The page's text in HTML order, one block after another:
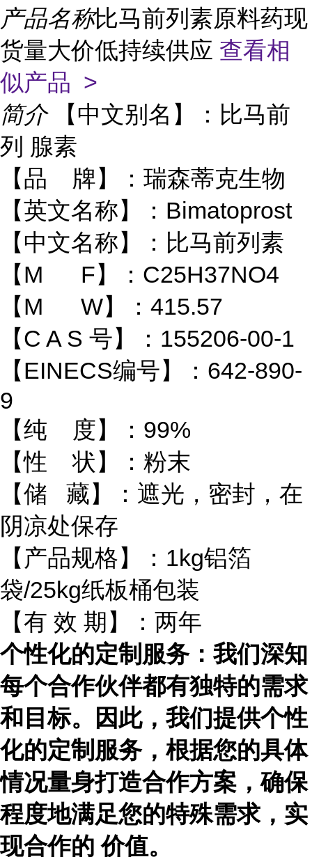
产品名称比马前列素原料药现
货量大价低持续供应 查看相
似产品 >
简介
【中文别名】：比马前
列 腺素
【品 牌】：瑞森蒂克生物
【英文名称】：Bimatoprost
【中文名称】：比马前列素
【M F】：C25H37NO4
【M W】：415.57
【C A S 号】：155206-00-1
【EINECS编号】：642-890-
9
【纯 度】：99%
【性 状】：粉末
【储 藏】：遮光，密封，在
阴凉处保存
【产品规格】：1kg铝箔
袋/25kg纸板桶包装
【有 效 期】：两年
个性化的定制服务：我们深知
每个合作伙伴都有独特的需求
和目标。因此，我们提供个性
化的定制服务，根据您的具体
情况量身打造合作方案，确保
程度地满足您的特殊需求，实
现合作的 价值。